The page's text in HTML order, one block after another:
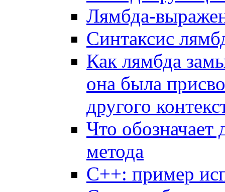
Лямбда-
Синтаксис
Как лямбда
она была
другого
Что обозначает
метода
C++: пример